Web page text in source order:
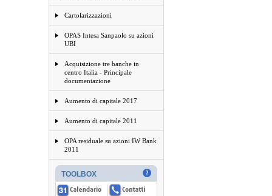
Cartolarizzazioni
OPAS Intesa Sanpaolo su azioni
UBI
Acquisizione tre banche in
centro Italia - Principale
documentazione
Aumento di capitale 2017
Aumento di capitale 2011
OPA residuale su azioni IW Bank
2011
TOOLBOX